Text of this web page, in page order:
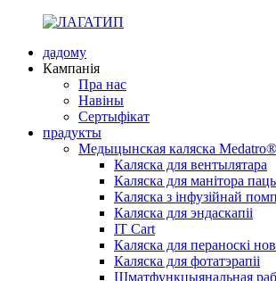
дадому
Кампанія
Пра нас
Навіны
Сертыфікат
прадукты
Медыцынская каляска Medatro®
Каляска для вентылятара
Каляска для манітора
Каляска з інфузійнай
Каляска для эндаскапіі
IT Cart
Каляска для пераноскі
Каляска для фотатэрапіі
Шматфункцыянальная